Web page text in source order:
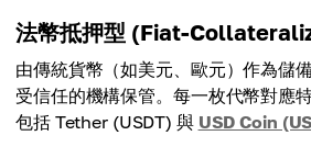
法幣抵押型 (Fiat-
由傳統貨幣（如美元、歐元）作為儲
受信任的機構保管。每一枚代幣對應
包括 Tether (USDT) 與 USD Coin